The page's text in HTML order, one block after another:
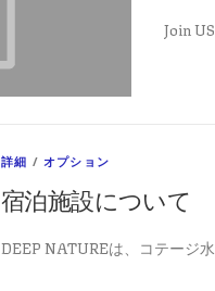
Join
詳細 /オプション
宿泊施設について
DEEP NATUREは、コテージ